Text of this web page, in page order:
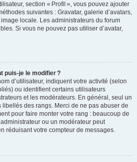
section « Profil », vous pouvez ajouter
suivantes : Gravatar, galerie d’avatars,
locale. Les administrateurs du forum
Si vous ne pouvez pas utiliser d’avatar,
puis-je le modifier ?
d’utilisateur, indiquent votre activité (selon
ou identifient certains utilisateurs
et les modérateurs. En général, seul un
des rangs. Merci de ne pas abuser de
pour faire monter votre rang : beaucoup de
ou un modérateur peut
réduisant votre compteur de messages.